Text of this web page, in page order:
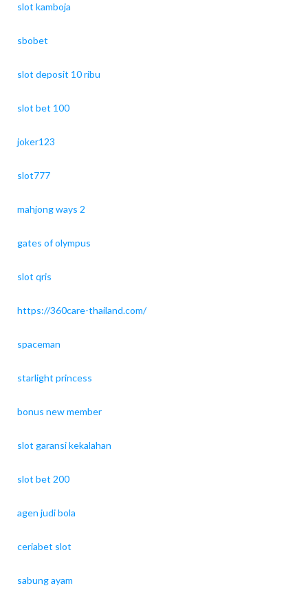
slot kamboja
sbobet
slot deposit 10 ribu
slot bet 100
joker123
slot777
mahjong ways 2
gates of olympus
slot qris
https://360care-thailand.com/
spaceman
starlight princess
bonus new member
slot garansi kekalahan
slot bet 200
agen judi bola
ceriabet slot
sabung ayam